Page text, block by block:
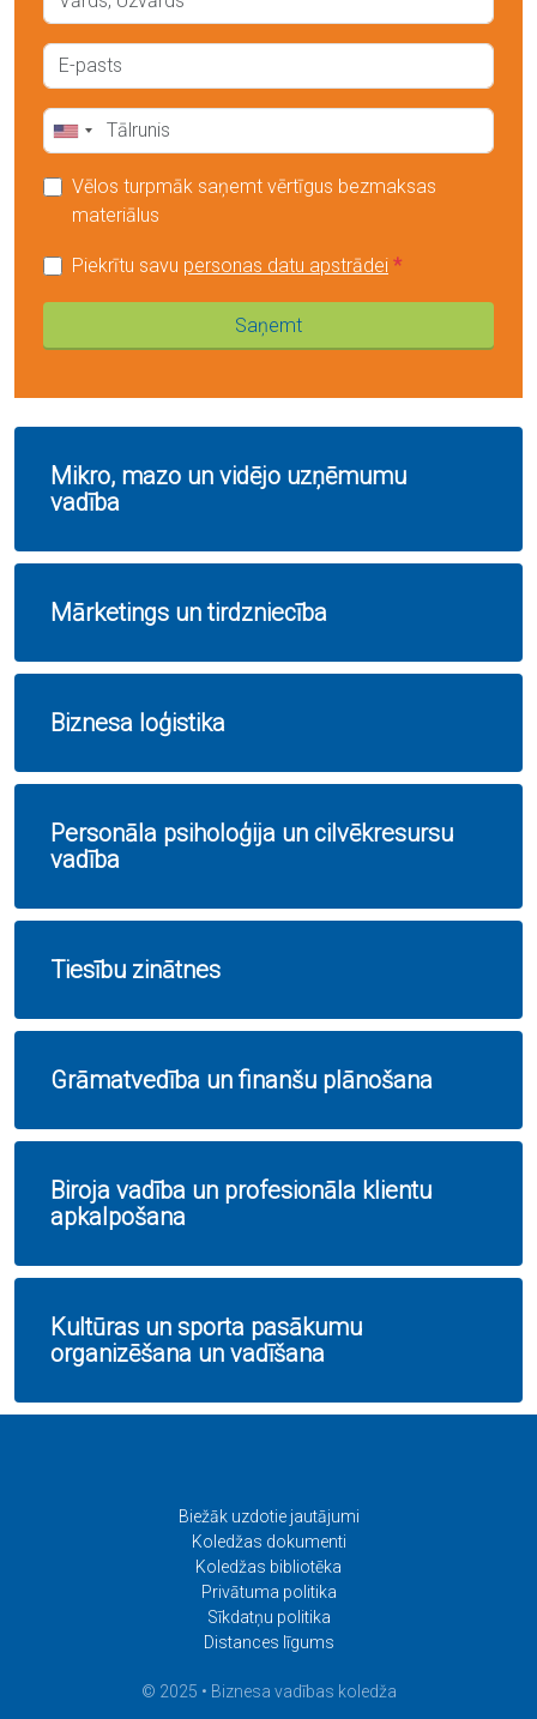
Vēlos turpmāk saņemt vērtīgus bezmaksas
materiālus
Piekrītu savu personas datu apstrādei *
Saņemt
Mikro, mazo un vidējo uzņēmumu
vadība
Mārketings un tirdzniecība
Biznesa loģistika
Personāla psiholoģija un cilvēkresursu
vadība
Tiesību zinātnes
Grāmatvedība un finanšu plānošana
Biroja vadība un profesionāla klientu
apkalpošana
Kultūras un sporta pasākumu
organizēšana un vadīšana
Biežāk uzdotie jautājumi
Koledžas dokumenti
Koledžas bibliotēka
Privātuma politika
Sīkdatņu politika
Distances līgums
© 2025 • Biznesa vadības koledža